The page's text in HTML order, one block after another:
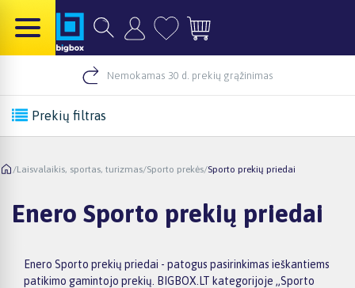
Nemokamas 30 d. prekių grąžinimas
Prekių filtras
/Laisvalaikis, sportas, turizmas/Sporto prekės/Sporto prekių priedai
Enero Sporto prekių priedai
Enero Sporto prekių priedai - patogus pasirinkimas ieškantiems
patikimo gamintojo prekių. BIGBOX.LT kategorijoje „Sporto